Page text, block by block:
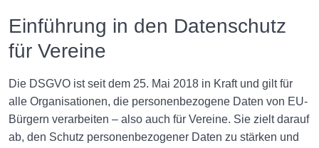
Einführung in den Datenschutz
für Vereine
Die DSGVO ist seit dem 25. Mai 2018 in Kraft und gilt für
alle Organisationen, die personenbezogene Daten von EU-
Bürgern verarbeiten – also auch für Vereine. Sie zielt darauf
ab, den Schutz personenbezogener Daten zu stärken und